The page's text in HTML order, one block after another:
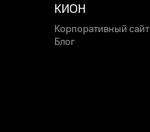
КИОН
Корпоративный сайт
Блог